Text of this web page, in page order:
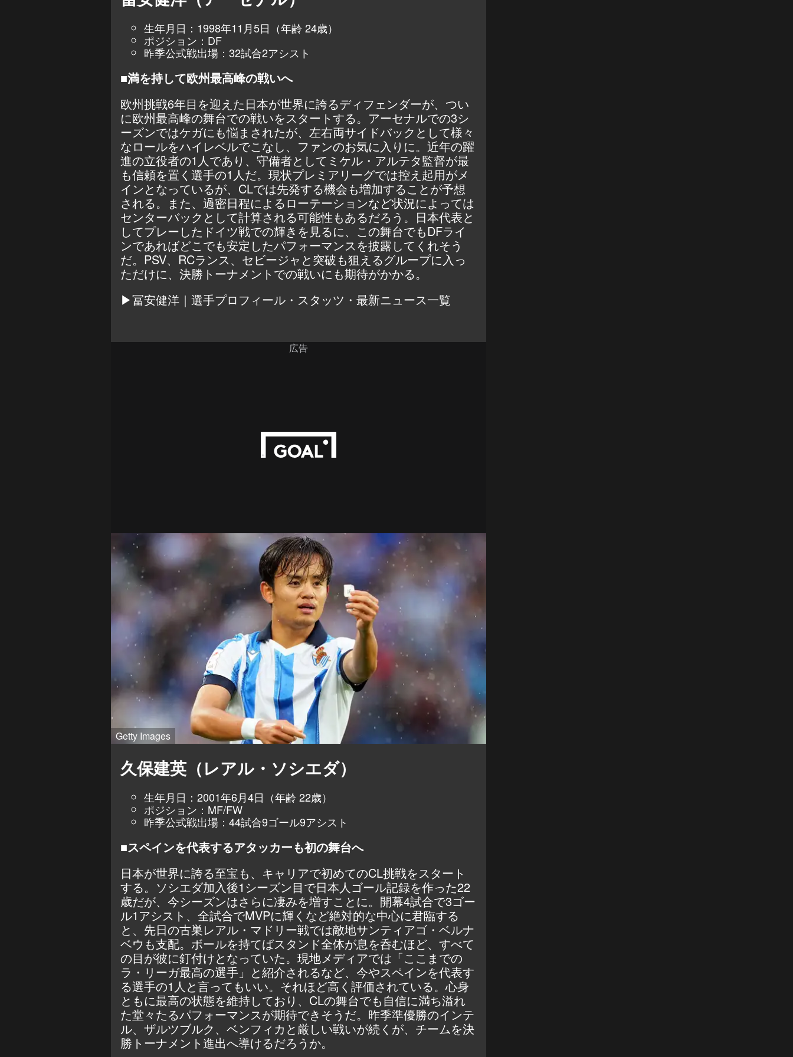
生年月日：1998年11月5日（年齢 24歳）
ポジション：DF
昨季公式戦出場：32試合2アシスト
■満を持して欧州最高峰の戦いへ
欧州挑戦6年目を迎えた日本が世界に誇るディフェンダーが、つい
に欧州最高峰の舞台での戦いをスタートする。アーセナルでの3シ
ーズンではケガにも悩まされたが、左右両サイドバックとして様々
なロールをハイレベルでこなし、ファンのお気に入りに。近年の躍
進の立役者の1人であり、守備者としてミケル・アルテタ監督が最
も信頼を置く選手の1人だ。現状プレミアリーグでは控え起用がメ
インとなっているが、CLでは先発する機会も増加することが予想
される。また、過密日程によるローテーションなど状況によっては
センターバックとして計算される可能性もあるだろう。日本代表と
してプレーしたドイツ戦での輝きを見るに、この舞台でもDFライ
ンであればどこでも安定したパフォーマンスを披露してくれそう
だ。PSV、RCランス、セビージャと突破も狙えるグループに入っ
ただけに、決勝トーナメントでの戦いにも期待がかかる。
▶冨安健洋｜選手プロフィール・スタッツ・最新ニュース一覧
広告
Getty Images
久保建英（レアル・ソシエダ）
生年月日：2001年6月4日（年齢 22歳）
ポジション：MF/FW
昨季公式戦出場：44試合9ゴール9アシスト
■スペインを代表するアタッカーも初の舞台へ
日本が世界に誇る至宝も、キャリアで初めてのCL挑戦をスタート
する。ソシエダ加入後1シーズン目で日本人ゴール記録を作った22
歳だが、今シーズンはさらに凄みを増すことに。開幕4試合で3ゴー
ル1アシスト、全試合でMVPに輝くなど絶対的な中心に君臨する
と、先日の古巣レアル・マドリー戦では敵地サンティアゴ・ベルナ
ベウも支配。ボールを持てばスタンド全体が息を呑むほど、すべて
の目が彼に釘付けとなっていた。現地メディアでは「ここまでの
ラ・リーガ最高の選手」と紹介されるなど、今やスペインを代表す
る選手の1人と言ってもいい。それほど高く評価されている。心身
ともに最高の状態を維持しており、CLの舞台でも自信に満ち溢れ
た堂々たるパフォーマンスが期待できそうだ。昨季準優勝のインテ
ル、ザルツブルク、ベンフィカと厳しい戦いが続くが、チームを決
勝トーナメント進出へ導けるだろうか。